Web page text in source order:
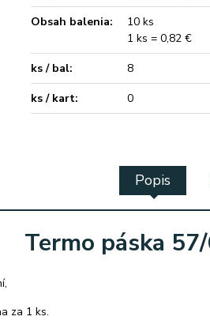
Obsah balenia:
10 ks
1 ks = 0,82 €
ks / bal:
8
ks / kart:
0
Popis
Termo páska
za 1 ks.